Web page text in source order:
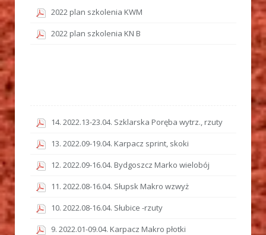
2022 plan szkolenia KWM
2022 plan szkolenia KN B
14. 2022.13-23.04. Szklarska Poręba wytrz., rzuty
13. 2022.09-19.04. Karpacz sprint, skoki
12. 2022.09-16.04. Bydgoszcz Marko wielobój
11. 2022.08-16.04. Słupsk Makro wzwyż
10. 2022.08-16.04. Słubice -rzuty
9. 2022.01-09.04. Karpacz Makro płotki